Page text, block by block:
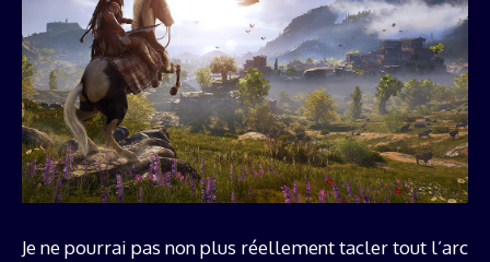
Je ne pourrai pas non plus réellement tacler tout l’arc